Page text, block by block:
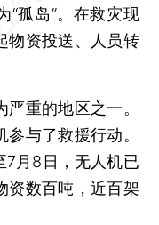
“孤岛”。在救灾现
物资投送、人员转
重的地区之一。
与了救援行动。
7月8日，无人机已
资数百吨，近百架